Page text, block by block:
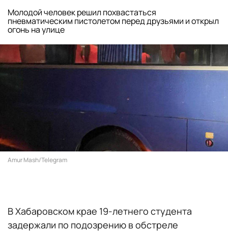
Молодой человек решил похвастаться
пневматическим пистолетом перед друзьями и открыл
огонь на улице
Amur Mash/Telegram
В Хабаровском крае 19-летнего студента
задержали по подозрению в обстреле